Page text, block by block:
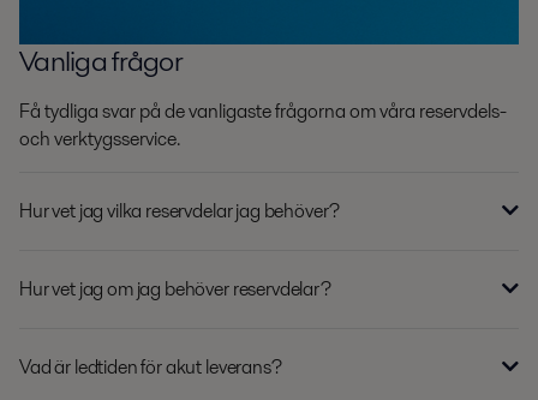
Vanliga frågor
Få tydliga svar på de vanligaste frågorna om våra reservdels-
och verktygsservice.
Hur vet jag vilka reservdelar jag behöver?
Hur vet jag om jag behöver reservdelar?
Vad är ledtiden för akut leverans?